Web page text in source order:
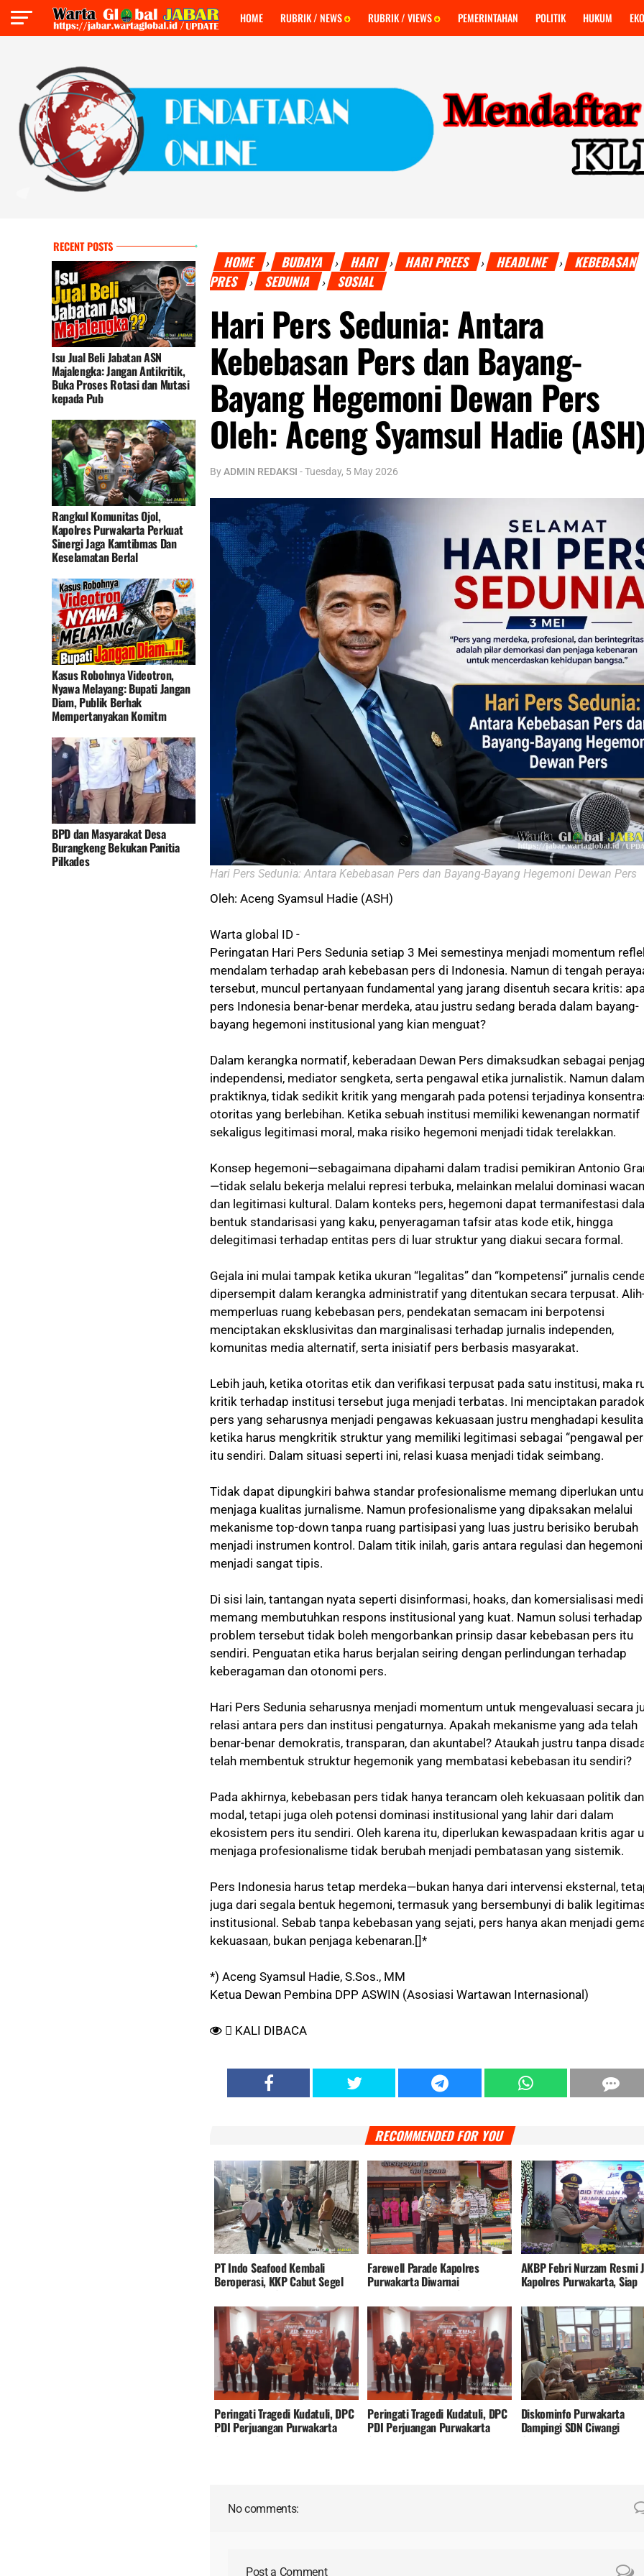
HOME RUBRIK / NEWS RUBRIK / VIEWS PEMERINTAHAN POLITIK HUKUM
RECENT POSTS
Isu Jual Beli Jabatan ASN
Majalengka: Jangan Antikritik,
Buka Proses Rotasi dan Mutasi
kepada Pub
Rangkul Komunitas Ojol,
Kapolres Purwakarta Perkuat
Sinergi Jaga Kamtibmas Dan
Keselamatan Berlal
Kasus Robohnya Videotron,
Nyawa Melayang: Bupati Jangan
Diam, Publik Berhak
Mempertanyakan Komitm
BPD dan Masyarakat Desa
Burangkeng Bekukan Panitia
Pilkades
HOME › BUDAYA › HARI › HARI PREES › HEADLINE › KEBEBASAN
PRES › SEDUNIA › SOSIAL
Hari Pers Sedunia: Antara
Kebebasan Pers dan Bayang-
Bayang Hegemoni Dewan Pers
Oleh: Aceng Syamsul Hadie
ByADMIN REDAKSI -Tuesday, 5 May 2026
Hari Pers Sedunia: Antara Kebebasan Pers dan Bayang-Bayang Hegemoni Dewan Pers
Oleh: Aceng Syamsul Hadie (ASH)
Warta global ID -
Peringatan Hari Pers Sedunia setiap 3 Mei semestinya menjadi momentum
mendalam terhadap arah kebebasan pers di Indonesia. Namun di tengah
tersebut, muncul pertanyaan fundamental yang jarang disentuh secara kritis:
pers Indonesia benar-benar merdeka, atau justru sedang berada dalam bayang-
bayang hegemoni institusional yang kian menguat?
Dalam kerangka normatif, keberadaan Dewan Pers dimaksudkan sebagai
independensi, mediator sengketa, serta pengawal etika jurnalistik. Namun dalam
praktiknya, tidak sedikit kritik yang mengarah pada potensi terjadinya
otoritas yang berlebihan. Ketika sebuah institusi memiliki kewenangan normatif
sekaligus legitimasi moral, maka risiko hegemoni menjadi tidak terelakkan.
Konsep hegemoni—sebagaimana dipahami dalam tradisi pemikiran Antonio
—tidak selalu bekerja melalui represi terbuka, melainkan melalui dominasi
dan legitimasi kultural. Dalam konteks pers, hegemoni dapat termanifestasi
bentuk standarisasi yang kaku, penyeragaman tafsir atas kode etik, hingga
delegitimasi terhadap entitas pers di luar struktur yang diakui secara formal.
Gejala ini mulai tampak ketika ukuran “legalitas” dan “kompetensi” jurnalis
dipersempit dalam kerangka administratif yang ditentukan secara terpusat.
memperluas ruang kebebasan pers, pendekatan semacam ini berpotensi
menciptakan eksklusivitas dan marginalisasi terhadap jurnalis independen,
komunitas media alternatif, serta inisiatif pers berbasis masyarakat.
Lebih jauh, ketika otoritas etik dan verifikasi terpusat pada satu institusi, maka
kritik terhadap institusi tersebut juga menjadi terbatas. Ini menciptakan
pers yang seharusnya menjadi pengawas kekuasaan justru menghadapi
ketika harus mengkritik struktur yang memiliki legitimasi sebagai “pengawal
itu sendiri. Dalam situasi seperti ini, relasi kuasa menjadi tidak seimbang.
Tidak dapat dipungkiri bahwa standar profesionalisme memang diperlukan
menjaga kualitas jurnalisme. Namun profesionalisme yang dipaksakan melalui
mekanisme top-down tanpa ruang partisipasi yang luas justru berisiko berubah
menjadi instrumen kontrol. Dalam titik inilah, garis antara regulasi dan hegemoni
menjadi sangat tipis.
Di sisi lain, tantangan nyata seperti disinformasi, hoaks, dan komersialisasi
memang membutuhkan respons institusional yang kuat. Namun solusi terhadap
problem tersebut tidak boleh mengorbankan prinsip dasar kebebasan pers itu
sendiri. Penguatan etika harus berjalan seiring dengan perlindungan terhadap
keberagaman dan otonomi pers.
Hari Pers Sedunia seharusnya menjadi momentum untuk mengevaluasi secara
relasi antara pers dan institusi pengaturnya. Apakah mekanisme yang ada telah
benar-benar demokratis, transparan, dan akuntabel? Ataukah justru tanpa
telah membentuk struktur hegemonik yang membatasi kebebasan itu sendiri?
Pada akhirnya, kebebasan pers tidak hanya terancam oleh kekuasaan politik dan
modal, tetapi juga oleh potensi dominasi institusional yang lahir dari dalam
ekosistem pers itu sendiri. Oleh karena itu, diperlukan kewaspadaan kritis agar
menjaga profesionalisme tidak berubah menjadi pembatasan yang sistemik.
Pers Indonesia harus tetap merdeka—bukan hanya dari intervensi eksternal,
juga dari segala bentuk hegemoni, termasuk yang bersembunyi di balik
institusional. Sebab tanpa kebebasan yang sejati, pers hanya akan menjadi
kekuasaan, bukan penjaga kebenaran.[]*
*) Aceng Syamsul Hadie, S.Sos., MM
Ketua Dewan Pembina DPP ASWIN (Asosiasi Wartawan Internasional)
KALI DIBACA
RECOMMENDED FOR YOU
PT Indo Seafood Kembali
Beroperasi, KKP Cabut Segel
Penghentian Sementara
Farewell Parade Kapolres
Purwakarta Diwarnai
Penyerahan Kujang Sebagai
Simbol Penghormatan
AKBP Febri Nurzam Resmi
Kapolres Purwakarta, Siap
Presisi
Peringati Tragedi Kudatuli, DPC
PDI Perjuangan Purwakarta
Serukan Solidaritas Dan
Peringati Tragedi Kudatuli, DPC
PDI Perjuangan Purwakarta
Serukan Solidaritas Dan
Diskominfo Purwakarta
Dampingi SDN Ciwangi
Optimalkan Pengelolaan
No comments:
Post a Comment